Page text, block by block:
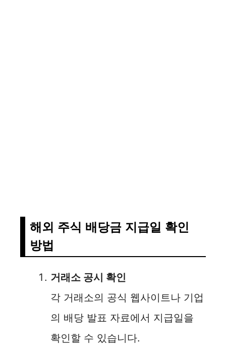
해외 주식 배당금 지급일 확인
방법
거래소 공시 확인
각 거래소의 공식 웹사이트나 기업
의 배당 발표 자료에서 지급일을
확인할 수 있습니다.